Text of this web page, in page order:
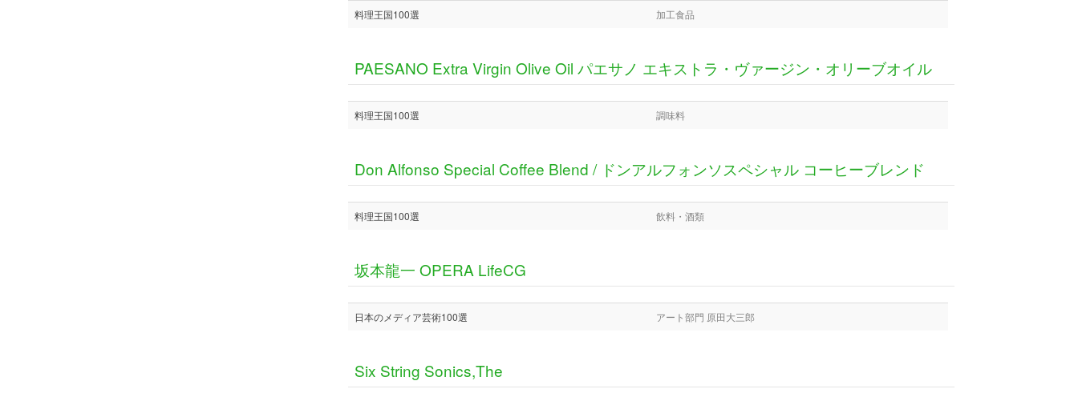
料理王国100選 加工食品
PAESANO Extra Virgin Olive Oil パエサノ エキストラ・ヴァージン・オリーブオイル
料理王国100選 調味料
Don Alfonso Special Coffee Blend / ドンアルフォンソスペシャル コーヒーブレンド
料理王国100選 飲料・酒類
坂本龍一 OPERA LifeCG
日本のメディア芸術100選 アート部門 原田大三郎
Six String Sonics,The